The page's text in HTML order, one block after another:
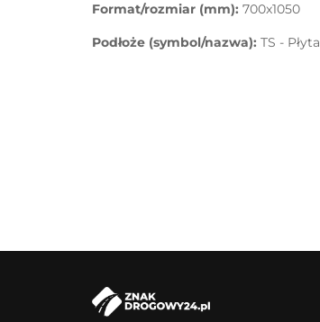
Format/rozmiar (mm): 700x1050
Podłoże (symbol/nazwa): TS -